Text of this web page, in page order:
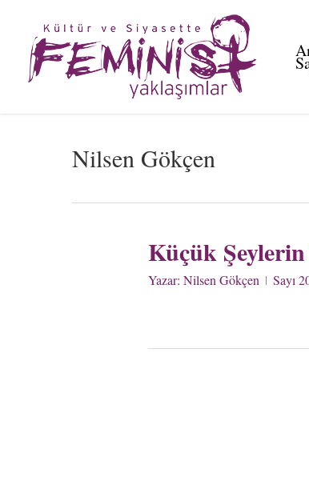
content
Nilsen Gökçen
Küçük Şeylerin
Yazar: Nilsen Gökçen Sayı